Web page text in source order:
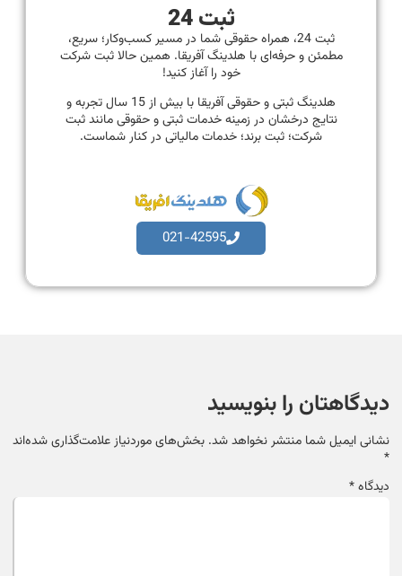
ثبت 24
ثبت 24، همراه حقوقی شما در مسیر کسب‌وکار؛ سریع،
مطمئن و حرفه‌ای با هلدینگ آفریقا. همین حالا ثبت شرکت
خود را آغاز کنید!
هلدینگ ثبتی و حقوقی آفریقا با بیش از 15 سال تجربه و
نتایج درخشان در زمینه خدمات ثبتی و حقوقی مانند ثبت
شرکت؛ ثبت برند؛ خدمات مالیاتی در کنار شماست.
021-42595
دیدگاهتان را بنویسید
نشانی ایمیل شما منتشر نخواهد شد. بخش‌های موردنیاز علامت‌گذاری شده‌اند
*
دیدگاه*